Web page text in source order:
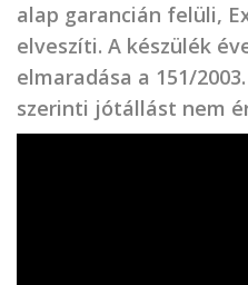
alap garancián felüli,
elveszíti. A készülék
elmaradása a 151/
szerinti jótállást nem